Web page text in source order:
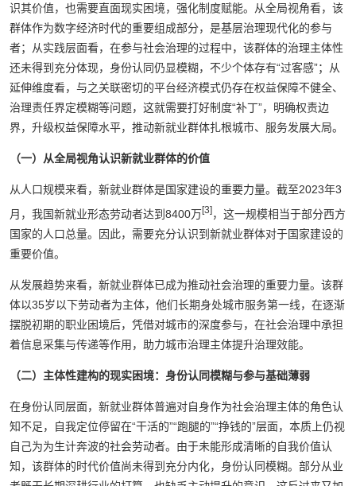
识其价值，也需要直面现实困境，强化制度赋能。从全局视角看，该
群体作为数字经济时代的重要组成部分，是基层治理现代化的参与
者；从实践层面看，在参与社会治理的过程中，该群体的治理主体性
还未得到充分体现，身份认同仍显模糊，不少个体存有“过客感”；从
延伸维度看，与之关联密切的平台经济模式仍存在权益保障不健全、
治理责任界定模糊等问题，这就需要打好制度“补丁”，明确权责边
界，升级权益保障水平，推动新就业群体扎根城市、服务发展大局。
（一）从全局视角认识新就业群体的价值
从人口规模来看，新就业群体是国家建设的重要力量。截至2023年3
月，我国新就业形态劳动者达到8400万[3]，这一规模相当于部分西方
国家的人口总量。因此，需要充分认识到新就业群体对于国家建设的
重要价值。
从发展趋势来看，新就业群体已成为推动社会治理的重要力量。该群
体以35岁以下劳动者为主体，他们长期身处城市服务第一线，在逐渐
摆脱初期的职业困境后，凭借对城市的深度参与，在社会治理中承担
着信息采集与传递等作用，助力城市治理主体提升治理效能。
（二）主体性建构的现实困境：身份认同模糊与参与基础薄弱
在身份认同层面，新就业群体普遍对自身作为社会治理主体的角色认
知不足，自我定位停留在“干活的”“跑腿的”“挣钱的”层面，本质上仍视
自己为为生计奔波的社会劳动者。由于未能形成清晰的自我价值认
知，该群体的时代价值尚未得到充分内化，身份认同模糊。部分从业